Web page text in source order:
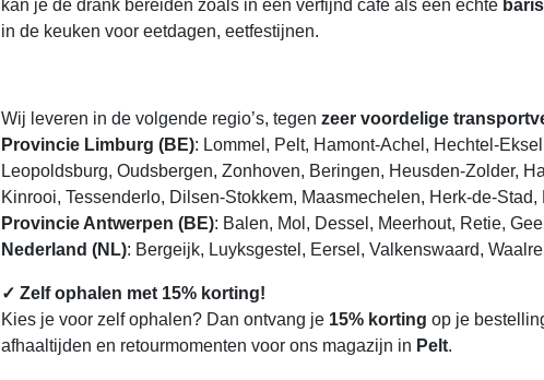
kan je de drank bereiden zoals in een verfijnd café als een echte
in de keuken voor eetdagen, eetfestijnen.
Wij leveren in de volgende regio’s, tegen zeer voordelige
Provincie Limburg (BE): Lommel, Pelt, Hamont-Achel, Hechtel-
Leopoldsburg, Oudsbergen, Zonhoven, Beringen, Heusden-Zolder,
Kinrooi, Tessenderlo, Dilsen-Stokkem, Maasmechelen, Herk-de-Stad,
Provincie Antwerpen (BE): Balen, Mol, Dessel, Meerhout, Retie, Geel
Nederland (NL): Bergeijk, Luyksgestel, Eersel, Valkenswaard,
✓ Zelf ophalen met 15% korting!
Kies je voor zelf ophalen? Dan ontvang je 15% korting op je
afhaaltijden en retourmomenten voor ons magazijn in Pelt.